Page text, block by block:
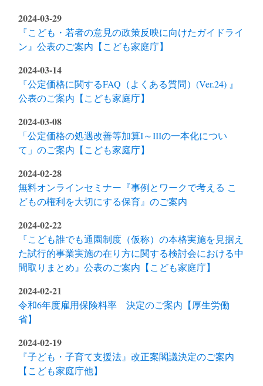
2024-03-29
『こども・若者の意見の政策反映に向けたガイドライ
ン』公表のご案内【こども家庭庁】
2024-03-14
『公定価格に関するFAQ（よくある質問）(Ver.24) 』
公表のご案内【こども家庭庁】
2024-03-08
「公定価格の処遇改善等加算I～IIIの一本化につい
て」のご案内【こども家庭庁】
2024-02-28
無料オンラインセミナー『事例とワークで考える こ
どもの権利を大切にする保育』のご案内
2024-02-22
『こども誰でも通園制度（仮称）の本格実施を見据え
た試行的事業実施の在り方に関する検討会における中
間取りまとめ』公表のご案内【こども家庭庁】
2024-02-21
令和6年度雇用保険料率 決定のご案内【厚生労働
省】
2024-02-19
『子ども・子育て支援法』改正案閣議決定のご案内
【こども家庭庁他】